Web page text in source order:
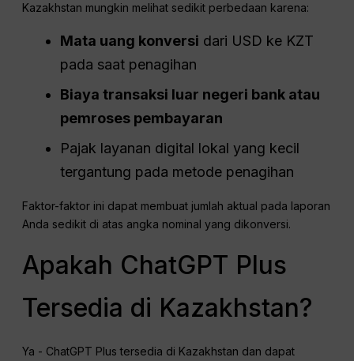
Kazakhstan mungkin melihat sedikit perbedaan karena:
Mata uang konversi dari USD ke KZT
pada saat penagihan
Biaya transaksi luar negeri bank atau
pemroses pembayaran
Pajak layanan digital lokal yang kecil
tergantung pada metode penagihan
Faktor-faktor ini dapat membuat jumlah aktual pada laporan
Anda sedikit di atas angka nominal yang dikonversi.
Apakah ChatGPT Plus
Tersedia di Kazakhstan?
Ya - ChatGPT Plus tersedia di Kazakhstan dan dapat